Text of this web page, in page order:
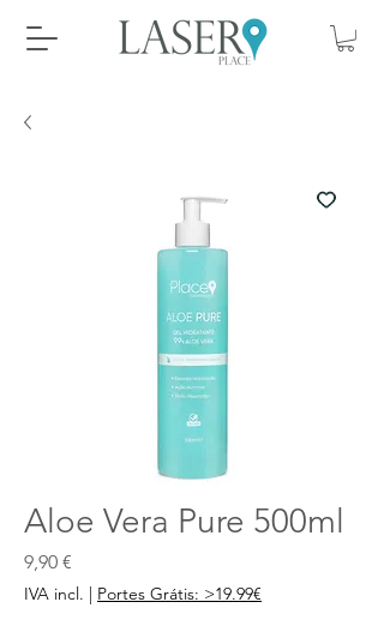
Aloe Vera Pure 500ml
9,90 €
IVA incl. | Portes Grátis: >19.99€